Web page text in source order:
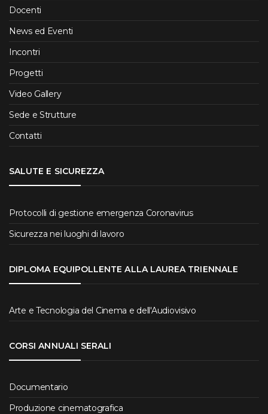
Docenti
News ed Eventi
Incontri
Progetti
Video Gallery
Sede e Strutture
Contatti
SALUTE E SICUREZZA
Protocolli di gestione emergenza Coronavirus
Sicurezza nei luoghi di lavoro
DIPLOMA EQUIPOLLENTE ALLA LAUREA TRIENNALE
Arte e Tecnologia del Cinema e dell'Audiovisivo
CORSI ANNUALI SERALI
Documentario
Produzione cinematografica